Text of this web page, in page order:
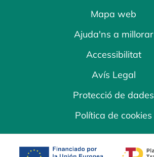
Mapa web
Ajuda'ns a millorar
Accessibilitat
Avís Legal
Protecció de dades
Política de cookies
opens in a new tab